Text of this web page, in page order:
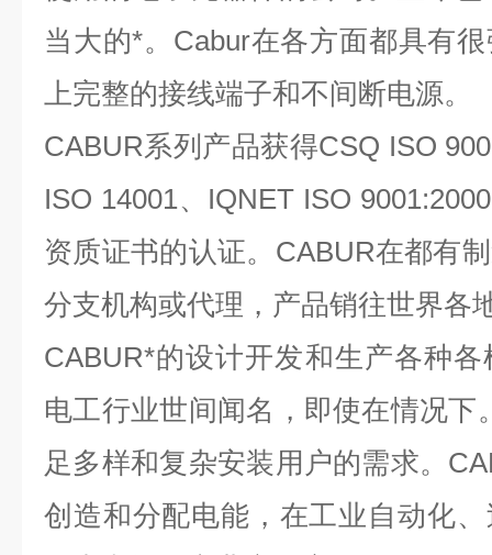
当大的*。Cabur在各方面都具有
上完整的接线端子和不间断电源。
CABUR系列产品获得CSQ ISO
ISO 14001、IQNET ISO
资质证书的认证。CABUR在都有
分支机构或代理，产品销往世界各
CABUR*的设计开发和生产各种
电工行业世间闻名，即使在情况下
足多样和复杂安装用户的需求。
创造和分配电能，在工业自动化